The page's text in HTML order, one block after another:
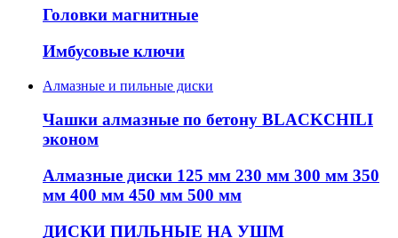
Головки магнитные
Имбусовые ключи
Алмазные и пильные диски
Чашки алмазные по бетону BLACKCHILI
эконом
Алмазные диски 125 мм 230 мм 300 мм 350
мм 400 мм 450 мм 500 мм
ДИСКИ ПИЛЬНЫЕ НА УШМ